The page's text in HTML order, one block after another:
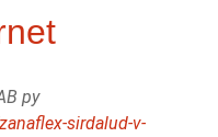
py
sirdalud-v-